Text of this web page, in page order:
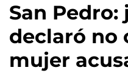
San Pedro:
declaró no
mujer